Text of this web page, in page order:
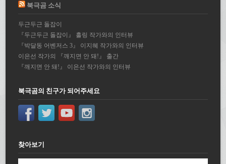
북극곰 소식
두근두근 돌잡이
『두근두근 돌잡이』 홀링 작가와의 인터뷰
『박달동 어벤저스 3』 이지혜 작가와의 인터뷰
이은선 작가의 『깨지면 안 돼!』 출간
『깨지면 안 돼!』 이은선 작가와의 인터뷰
북극곰의 친구가 되어주세요
찾아보기